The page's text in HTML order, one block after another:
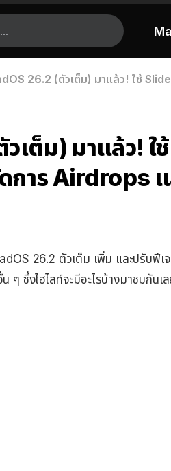
26.2 (ตัวเต็ม) มาแล้ว! ใช้
เต็ม) มาแล้ว!
การ Airdrops
26.2 ตัวเต็ม เพิ่ม และปรับฟีเ
ๆ ซึ่งไฮไลท์จะมีอะไรบ้างมาชมกันเ